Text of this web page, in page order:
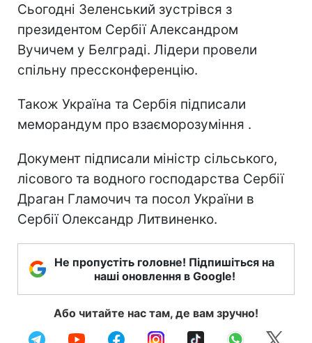
Сьогодні Зеленський зустрівся з
президентом Сербії Александром
Вучичем у Белграді. Лідери провели
спільну прессконференцію.
Також Україна та Сербія підписали
меморандум про взаєморозуміння .
Документ підписали міністр сільського,
лісового та водного господарства Сербії
Драган Гламочич та посол України в
Сербії Олександр Литвиненко.
Не пропустіть головне! Підпишіться на
наші оновлення в Google!
Або читайте нас там, де вам зручно!